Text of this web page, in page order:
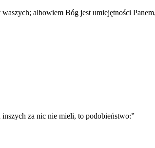
albowiem Bóg jest umiejętności
za nic nie mieli, to podobieństwo:”